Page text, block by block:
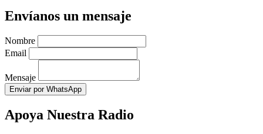
Envíanos un mensaje
Nombre
Email
Mensaje
Enviar por WhatsApp
Apoya Nuestra Radio